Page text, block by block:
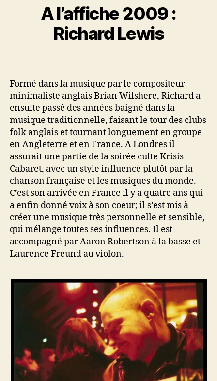
A l’affiche 2009 :
Richard Lewis
Formé dans la musique par le compositeur
minimaliste anglais Brian Wilshere, Richard a
ensuite passé des années baigné dans la
musique traditionnelle, faisant le tour des clubs
folk anglais et tournant longuement en groupe
en Angleterre et en France. A Londres il
assurait une partie de la soirée culte Krisis
Cabaret, avec un style influencé plutôt par la
chanson française et les musiques du monde.
C’est son arrivée en France il y a quatre ans qui
a enfin donné voix à son coeur; il s’est mis à
créer une musique très personnelle et sensible,
qui mélange toutes ses influences. Il est
accompagné par Aaron Robertson à la basse et
Laurence Freund au violon.